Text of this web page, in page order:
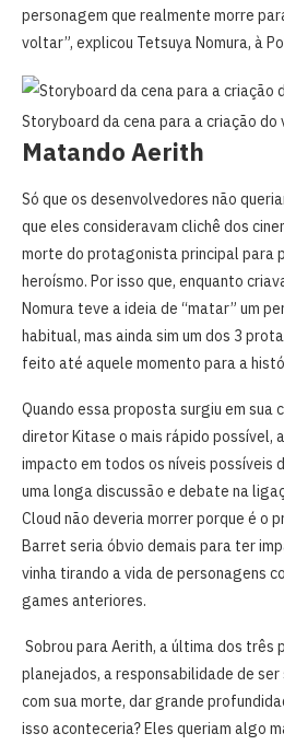
personagem que realmente morre
voltar”, explicou Tetsuya Nomura, à
Storyboard da cena para a criação do
Matando Aerith
Só que os desenvolvedores não
que eles consideravam clichê dos
morte do protagonista principal para
heroísmo. Por isso que, enquanto
Nomura teve a ideia de “matar” um
habitual, mas ainda sim um dos 3
feito até aquele momento para a
Quando essa proposta surgiu em sua
diretor Kitase o mais rápido possível,
impacto em todos os níveis possíveis
uma longa discussão e debate na
Cloud não deveria morrer porque é o
Barret seria óbvio demais para ter
vinha tirando a vida de personagens
games anteriores.
Sobrou para Aerith, a última dos
planejados, a responsabilidade de
com sua morte, dar grande
isso aconteceria? Eles queriam algo